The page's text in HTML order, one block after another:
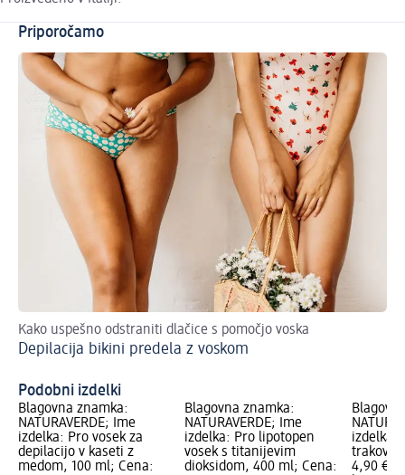
Priporočamo
Kako uspešno odstraniti dlačice s pomočjo voska
Depilacija bikini predela z voskom
Podobni izdelki
Blagovna znamka:
NATURAVERDE; Ime
izdelka: Pro vosek za
depilacijo v kaseti z
medom, 100 ml; Cena:
Blagovna znamka:
NATURAVERDE; Ime
izdelka: Pro lipotopen
vosek s titanijevim
dioksidom, 400 ml; Cena:
izdelka:
trakovi,
4,90 €;